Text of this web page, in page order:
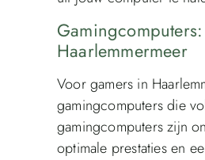
Haarlemmermeer
Voor gamers in
gamingcomputers die
gamingcomputers zijn
optimale prestaties en